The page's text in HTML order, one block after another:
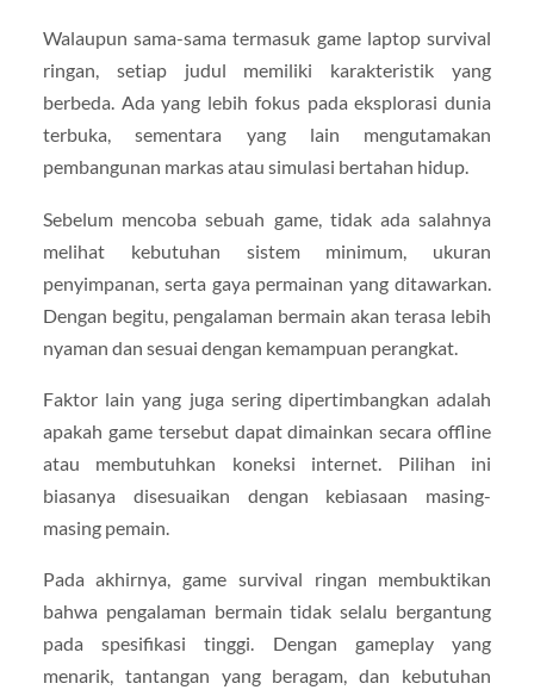
Walaupun sama-sama termasuk game laptop survival
ringan, setiap judul memiliki karakteristik yang
berbeda. Ada yang lebih fokus pada eksplorasi dunia
terbuka, sementara yang lain mengutamakan
pembangunan markas atau simulasi bertahan hidup.
Sebelum mencoba sebuah game, tidak ada salahnya
melihat kebutuhan sistem minimum, ukuran
penyimpanan, serta gaya permainan yang ditawarkan.
Dengan begitu, pengalaman bermain akan terasa lebih
nyaman dan sesuai dengan kemampuan perangkat.
Faktor lain yang juga sering dipertimbangkan adalah
apakah game tersebut dapat dimainkan secara offline
atau membutuhkan koneksi internet. Pilihan ini
biasanya disesuaikan dengan kebiasaan masing-
masing pemain.
Pada akhirnya, game survival ringan membuktikan
bahwa pengalaman bermain tidak selalu bergantung
pada spesifikasi tinggi. Dengan gameplay yang
menarik, tantangan yang beragam, dan kebutuhan